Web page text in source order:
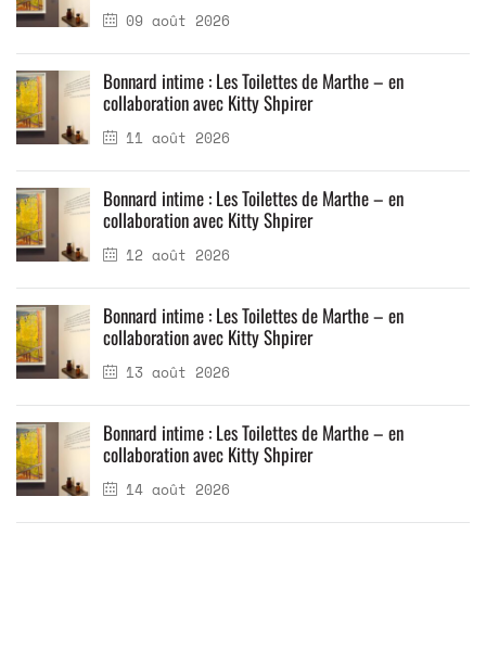
09 août 2026
11 août 2026
Bonnard intime : Les Toilettes de Marthe – en
collaboration avec Kitty Shpirer
12 août 2026
Bonnard intime : Les Toilettes de Marthe – en
collaboration avec Kitty Shpirer
13 août 2026
Bonnard intime : Les Toilettes de Marthe – en
collaboration avec Kitty Shpirer
14 août 2026
Bonnard intime : Les Toilettes de Marthe – en
collaboration avec Kitty Shpirer